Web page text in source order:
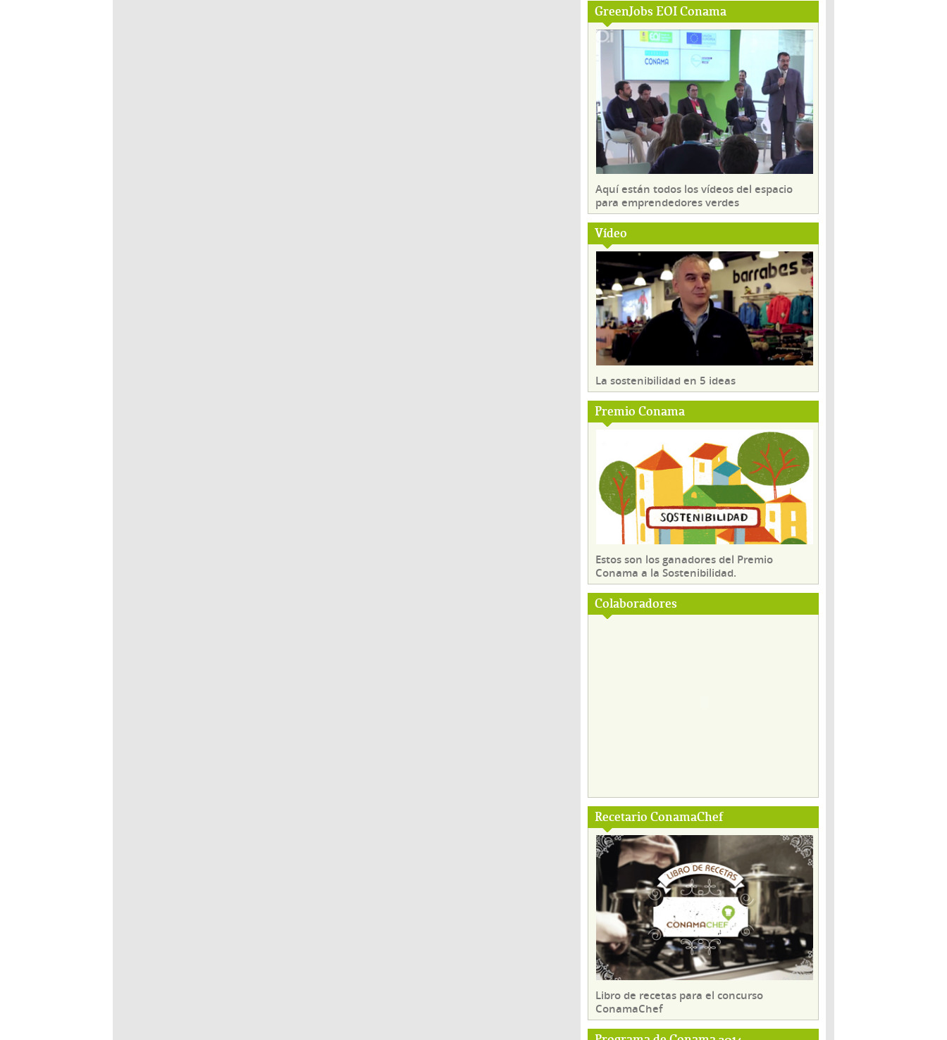
GreenJobs EOI Conama
Aquí están todos los vídeos del espacio
para emprendedores verdes
Vídeo
La sostenibilidad en 5 ideas
Premio Conama
Estos son los ganadores del Premio
Conama a la Sostenibilidad.
Colaboradores
Recetario ConamaChef
Libro de recetas para el concurso
ConamaChef